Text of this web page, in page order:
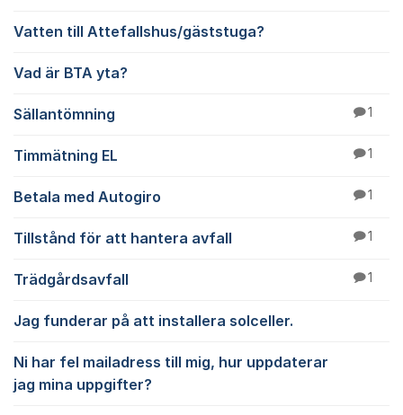
Vatten till Attefallshus/gäststuga?
Vad är BTA yta?
Sällantömning 1
Timmätning EL 1
Betala med Autogiro 1
Tillstånd för att hantera avfall 1
Trädgårdsavfall 1
Jag funderar på att installera solceller.
Ni har fel mailadress till mig, hur uppdaterar
jag mina uppgifter?